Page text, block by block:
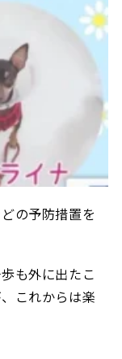
の予防措置を
も外に出たこ
これからは楽